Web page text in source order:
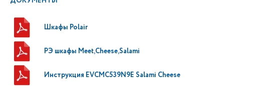
Шкафы Polair
РЭ шкафы Meet,Cheese,Salami
Инструкция EVCMC539N9E Salami Cheese